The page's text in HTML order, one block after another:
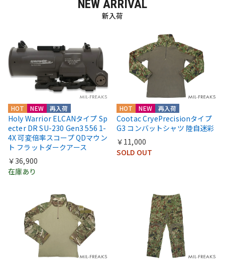
NEW ARRIVAL
新入荷
HOT NEW 再入荷
Holy Warrior ELCANタイプ Sp
ecter DR SU-230 Gen3 556 1-
4X 可変倍率スコープ QDマウン
ト フラットダークアース
￥36,900
在庫あり
HOT NEW 再入荷
Cootac CryePrecisionタイプ
G3 コンバットシャツ 陸自迷彩
￥11,000
SOLD OUT